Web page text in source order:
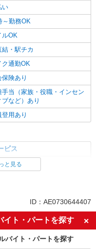
い
～勤務OK
ルOK
結・駅チカ
ク通勤OK
保険あり
手当（家族・役職・インセン
ブなど）あり
登用あり
ビス
ナス・賞与あり
OK
保険あり
と見る
ID：AE0730644407
イト・パートを探す
バイト・パートを探す